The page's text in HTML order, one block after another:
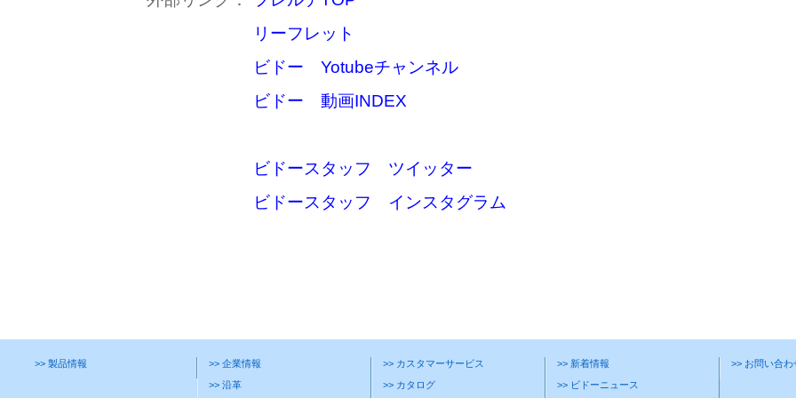
リーフレット
ビドー Yotubeチャンネル
ビドー 動画INDEX
ビドースタッフ ツイッター
ビドースタッフ インスタグラム
>> 製品情報
>> 企業情報
>> 沿革
>> カスタマーサービス
>> カタログ
>> 新着情報
>> ビドーニュース
>> お問い合